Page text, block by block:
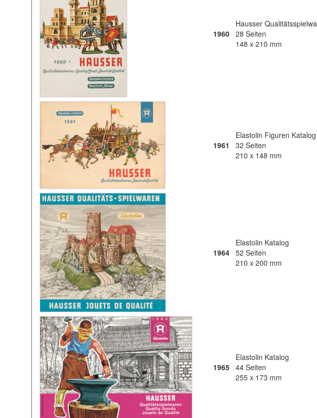
1960
Hausser
28 Seiten
148 x 210 mm
1961
Elastolin Figuren Katalog
32 Seiten
210 x 148 mm
1964
Elastolin Katalog
52 Seiten
210 x 200 mm
1965
Elastolin Katalog
44 Seiten
255 x 173 mm